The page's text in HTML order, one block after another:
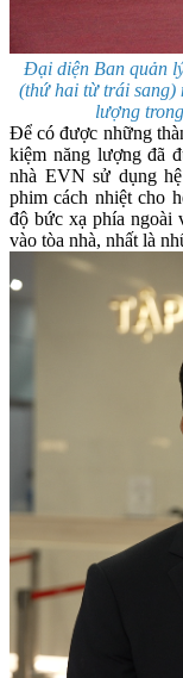
Đại diện Ban quản
(thứ hai từ trái sang)
lượng
Để có được những
kiệm năng lượng đã
nhà EVN sử dụng
phim cách nhiệt cho
độ bức xạ phía ngoài
vào tòa nhà, nhất là